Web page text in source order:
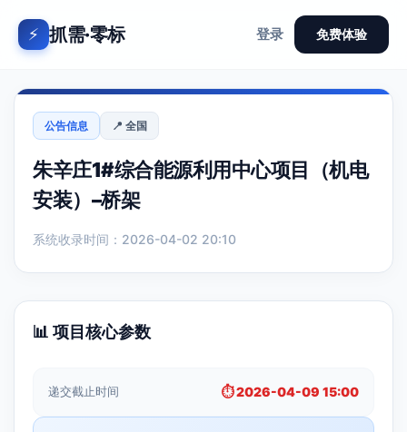
⚡ 抓需·零标 登录 免费体验
公告信息 📍 全国
朱辛庄1#综合能源利用中心项目（机电
安装）–桥架
系统收录时间：2026-04-02 20:10
📊 项目核心参数
递交截止时间 ⏱️ 2026-04-09 15:00